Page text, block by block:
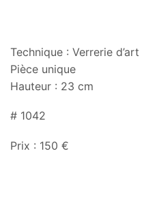
Technique : Verrerie d’art
Pièce unique
Hauteur : 23 cm
# 1042
Prix : 150 €